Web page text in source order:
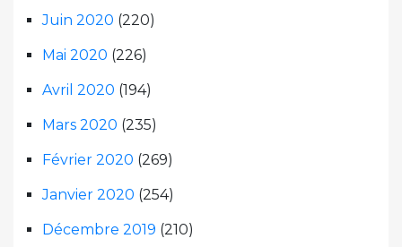
Juin 2020 (220)
Mai 2020 (226)
Avril 2020 (194)
Mars 2020 (235)
Février 2020 (269)
Janvier 2020 (254)
Décembre 2019 (210)